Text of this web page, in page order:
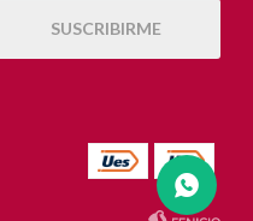
SUSCRIBIRME